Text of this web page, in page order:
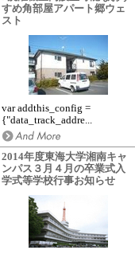
すめ角部屋アパート郷ウェ
スト
var addthis_config =
{"data_track_addre...
2014年度東海大学湘南キャ
ンパス３月４月の卒業式入
学式等学校行事お知らせ